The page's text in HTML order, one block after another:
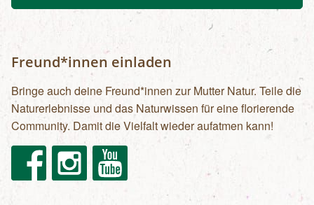
Freund*innen einladen
Bringe auch deine Freund*innen zur Mutter Natur. Teile die
Naturerlebnisse und das Naturwissen für eine florierende
Community. Damit die Vielfalt wieder aufatmen kann!
FacebookInstagram Youtube